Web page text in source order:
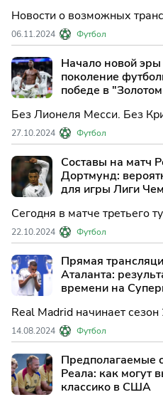
Новости о возможных
переходов не радуют
"MARCA", спортивное
возможные операции. "С
это стало вопросом
06.11.2024 Футбол
Начало новой
поколение
победе в
Без Лионеля Месси. Без
"Золотой мяч" будет
Париже в понедельник,
новой эры в футболе.
27.10.2024 Футбол
Составы на матч
Дортмунд:
для игры Лиги
Сегодня в матче третьего
Реал Мадрид с Килианом
Боруссию Дортмунд. Этот
финала прошлого сезона на
Бернабеу.
22.10.2024 Футбол
Прямая
Аталанта:
времени на
Real Madrid начинает
Аталанты за титул
ожиданиями от дебюта
которую тренирует Карло
14.08.2024 Футбол
Предполагаемые
Реала: как могут
классико в США